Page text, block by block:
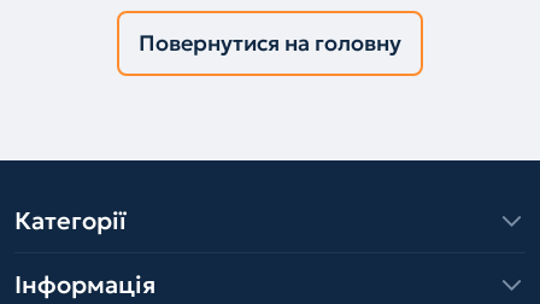
Повернутися на головну
Категорії
Інформація